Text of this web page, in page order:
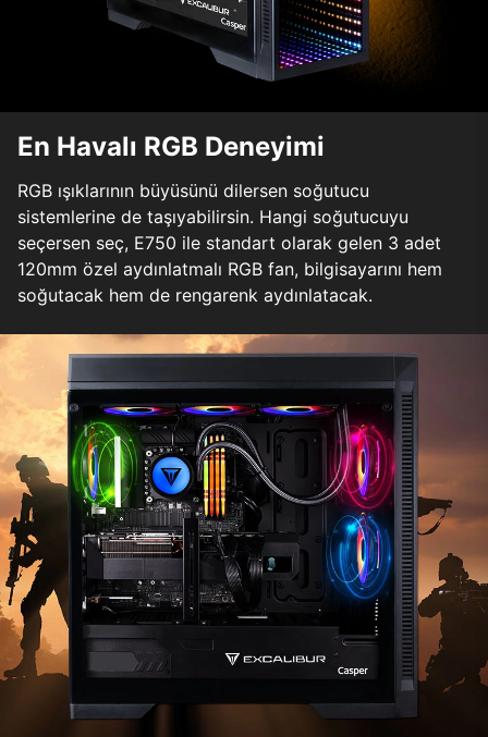
En Havalı RGB Deneyimi
RGB ışıklarının büyüsünü dilersen soğutucu
sistemlerine de taşıyabilirsin. Hangi soğutucuyu
seçersen seç, E750 ile standart olarak gelen 3 adet
120mm özel aydınlatmalı RGB fan, bilgisayarını hem
soğutacak hem de rengarenk aydınlatacak.